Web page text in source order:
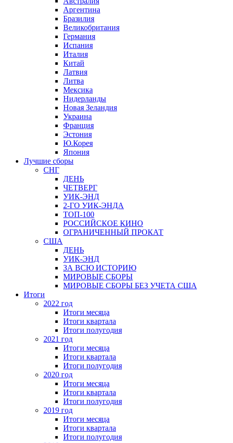
Аргентина
Бразилия
Великобритания
Германия
Испания
Италия
Китай
Латвия
Литва
Мексика
Нидерланды
Новая Зеландия
Украина
Франция
Эстония
Ю.Корея
Япония
Лучшие сборы
СНГ
ДЕНЬ
ЧЕТВЕРГ
УИК-ЭНД
2-ГО УИК-ЭНДА
ТОП-100
РОССИЙСКОЕ КИНО
ОГРАНИЧЕННЫЙ ПРОКАТ
США
ДЕНЬ
УИК-ЭНД
ЗА ВСЮ ИСТОРИЮ
МИРОВЫЕ СБОРЫ
МИРОВЫЕ СБОРЫ БЕЗ УЧЕТА США
Итоги
2022 год
Итоги месяца
Итоги квартала
Итоги полугодия
2021 год
Итоги месяца
Итоги квартала
Итоги полугодия
2020 год
Итоги месяца
Итоги квартала
Итоги полугодия
2019 год
Итоги месяца
Итоги квартала
Итоги полугодия